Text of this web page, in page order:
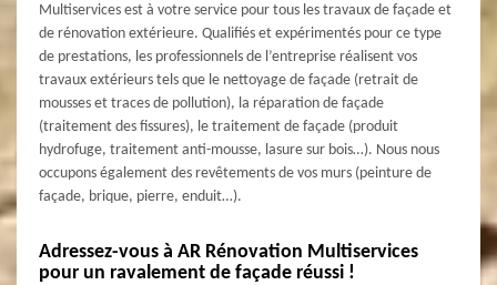
Multiservices est à votre service pour tous les travaux de façade et
de rénovation extérieure. Qualifiés et expérimentés pour ce type
de prestations, les professionnels de l’entreprise réalisent vos
travaux extérieurs tels que le nettoyage de façade (retrait de
mousses et traces de pollution), la réparation de façade
(traitement des fissures), le traitement de façade (produit
hydrofuge, traitement anti-mousse, lasure sur bois…). Nous nous
occupons également des revêtements de vos murs (peinture de
façade, brique, pierre, enduit…).
Adressez-vous à AR Rénovation Multiservices
pour un ravalement de façade réussi !